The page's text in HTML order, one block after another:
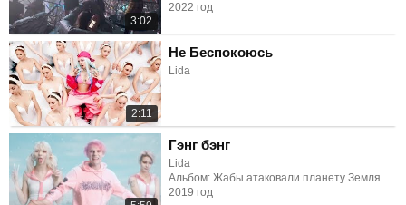
3:02
2022 год
2:11
Не Беспокоюсь
Lida
Гэнг бэнг
Lida
Альбом: Жабы атаковали планету Земля
2019 год